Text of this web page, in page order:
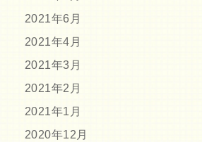
2021年6月
2021年4月
2021年3月
2021年2月
2021年1月
2020年12月